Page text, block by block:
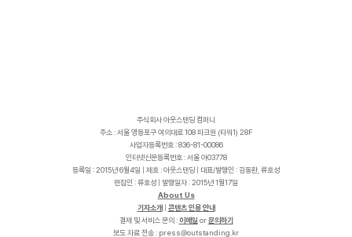
주식회사 아웃스탠딩 컴퍼니
주소 : 서울 영등포구 여의대로 108 파크원 (타워1) 28F
사업자등록번호 : 836-81-00086
인터넷신문등록번호 : 서울 아03778
등록일 : 2015년 6월4일 | 제호 : 아웃스탠딩 | 대표/발행인 : 김동환, 류호성
편집인 : 류호성 | 발행일자 : 2015년 1월17일
About Us
기자소개
콘텐츠 인용 안내
결제 및 서비스 문의 : 이메일 or문의하기
보도 자료 전송 :
r
k
.
g
n
i
d
n
a
t
s
t
u
o
@
s
s
e
r
p